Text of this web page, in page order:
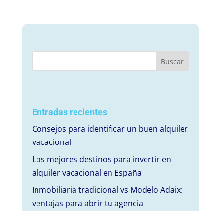
Entradas recientes
Consejos para identificar un buen alquiler
vacacional
Los mejores destinos para invertir en
alquiler vacacional en España
Inmobiliaria tradicional vs Modelo Adaix:
ventajas para abrir tu agencia